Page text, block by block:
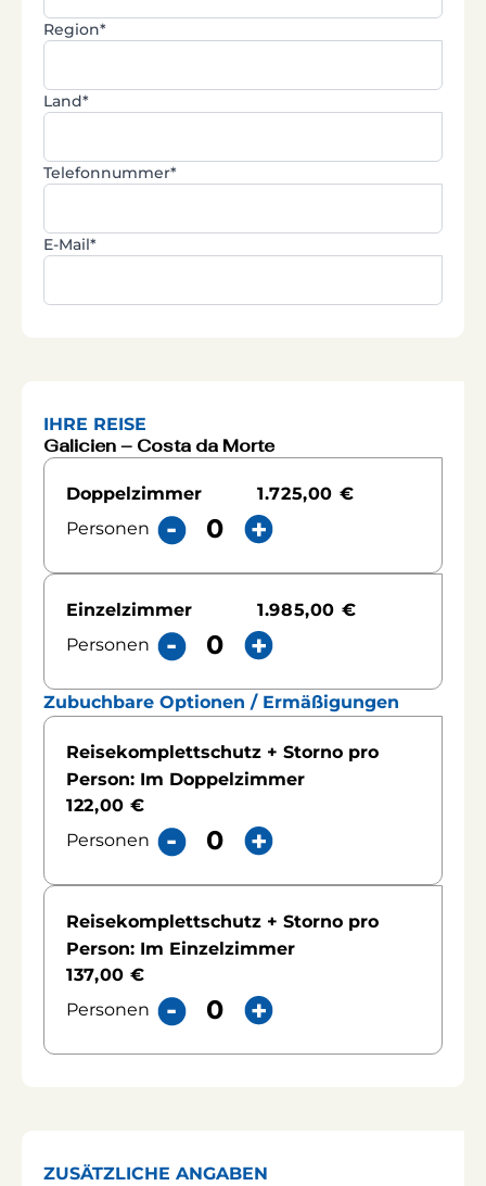
Region*
Land*
Telefonnummer*
E-Mail*
IHRE REISE
Galicien – Costa da Morte
Doppelzimmer
1.725,00 €
Personen
Einzelzimmer
1.985,00 €
Personen
Zubuchbare Optionen / Ermäßigungen
Reisekomplettschutz + Storno pro
Person: Im Doppelzimmer
122,00 €
Personen
- +
Reisekomplettschutz + Storno pro
Person: Im Einzelzimmer
137,00 €
Personen
- +
ZUSÄTZLICHE ANGABEN